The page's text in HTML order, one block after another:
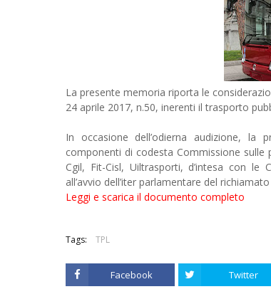
La presente memoria riporta le
24 aprile 2017, n.50, inerenti il trasporto
In occasione dell’odierna audizione,
componenti di codesta Commissione sulle
Cgil, Fit-Cisl, Uiltrasporti, d’intesa con le
all’avvio dell’iter parlamentare del
Leggi e scarica il documento completo
Tags: TPL
Facebook Twitter